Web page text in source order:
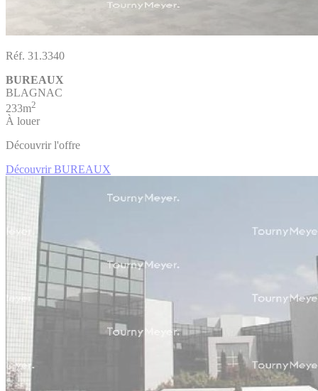
Réf. 31.3340
BUREAUX
BLAGNAC
233m2
À louer
Découvrir l'offre
Découvrir BUREAUX